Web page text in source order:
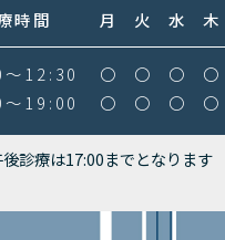
時間 月 火 水 木
12:30 〇 〇 〇 〇
19:00
〇 〇 〇 〇
診療は17:00までとなります